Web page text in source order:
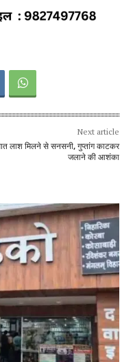
Next article
लाश मिलने से सनसनी, गुप्तांग काटकर
जलाने की आशंका